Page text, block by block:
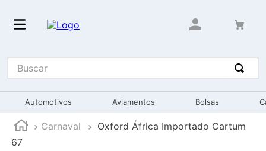
Buscar
Automotivos Aviamentos Bolsas
Carnaval
Oxford África Importado Cartum
67